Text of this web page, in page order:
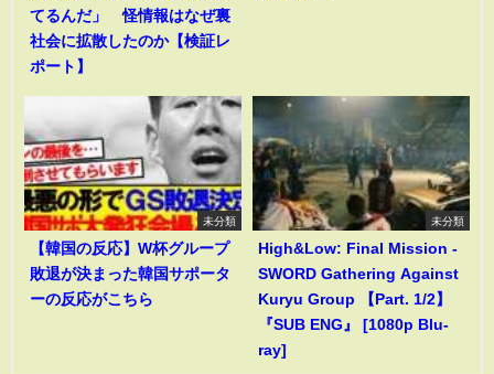
てるんだ」 怪情報はなぜ裏
社会に拡散したのか【検証レ
ポート】
未分類
【韓国の反応】W杯グループ
敗退が決まった韓国サポータ
ーの反応がこちら
未分類
High&Low: Final Mission -
SWORD Gathering Against
Kuryu Group 【Part. 1/2】
『SUB ENG』 [1080p Blu-
ray]